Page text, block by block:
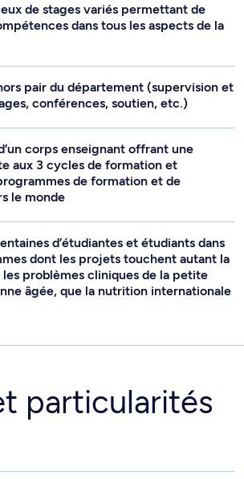
de stages variés permettant de
dans tous les aspects de la
pair du département (supervision et
conférences, soutien, etc.)
corps enseignant offrant une
aux 3 cycles de formation et
de formation et de
le monde
d’étudiantes et étudiants dans
dont les projets touchent autant la
problèmes cliniques de la petite
âgée, que la nutrition internationale
particularités